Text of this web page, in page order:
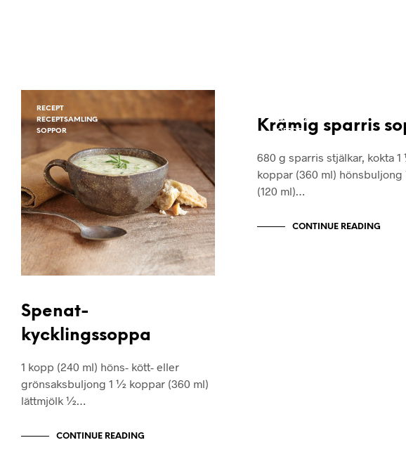
RECEPT
RECEPTSAMLING
SOPPOR
Spenat-
kycklingssoppa
1 kopp (240 ml) höns- kött- eller
grönsaksbuljong 1 ½ koppar (360 ml)
lättmjölk ½…
CONTINUE READING
RECEPTSAMLING
SOPPOR
Krämig sparris
680 g sparris stjälkar, kokta
koppar (360 ml)
(120 ml)…
CONTINUE READING